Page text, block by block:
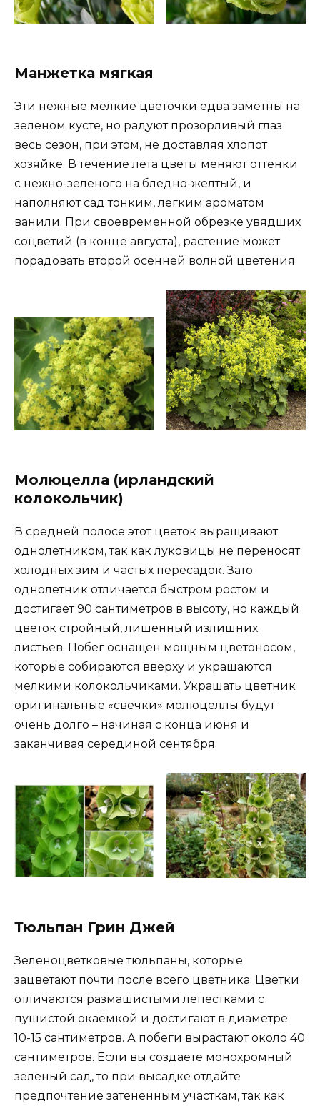
Манжетка мягкая
Эти нежные мелкие цветочки едва заметны на
зеленом кусте, но радуют прозорливый глаз
весь сезон, при этом, не доставляя хлопот
хозяйке. В течение лета цветы меняют оттенки
с нежно-зеленого на бледно-желтый, и
наполняют сад тонким, легким ароматом
ванили. При своевременной обрезке увядших
соцветий (в конце августа), растение может
порадовать второй осенней волной цветения.
Молюцелла (ирландский
колокольчик)
В средней полосе этот цветок выращивают
однолетником, так как луковицы не переносят
холодных зим и частых пересадок. Зато
однолетник отличается быстром ростом и
достигает 90 сантиметров в высоту, но каждый
цветок стройный, лишенный излишних
листьев. Побег оснащен мощным цветоносом,
которые собираются вверху и украшаются
мелкими колокольчиками. Украшать цветник
оригинальные «свечки» молюцеллы будут
очень долго – начиная с конца июня и
заканчивая серединой сентября.
Тюльпан Грин Джей
Зеленоцветковые тюльпаны, которые
зацветают почти после всего цветника. Цветки
отличаются размашистыми лепестками с
пушистой окаёмкой и достигают в диаметре
10-15 сантиметров. А побеги вырастают около 40
сантиметров. Если вы создаете монохромный
зеленый сад, то при высадке отдайте
предпочтение затененным участкам, так как